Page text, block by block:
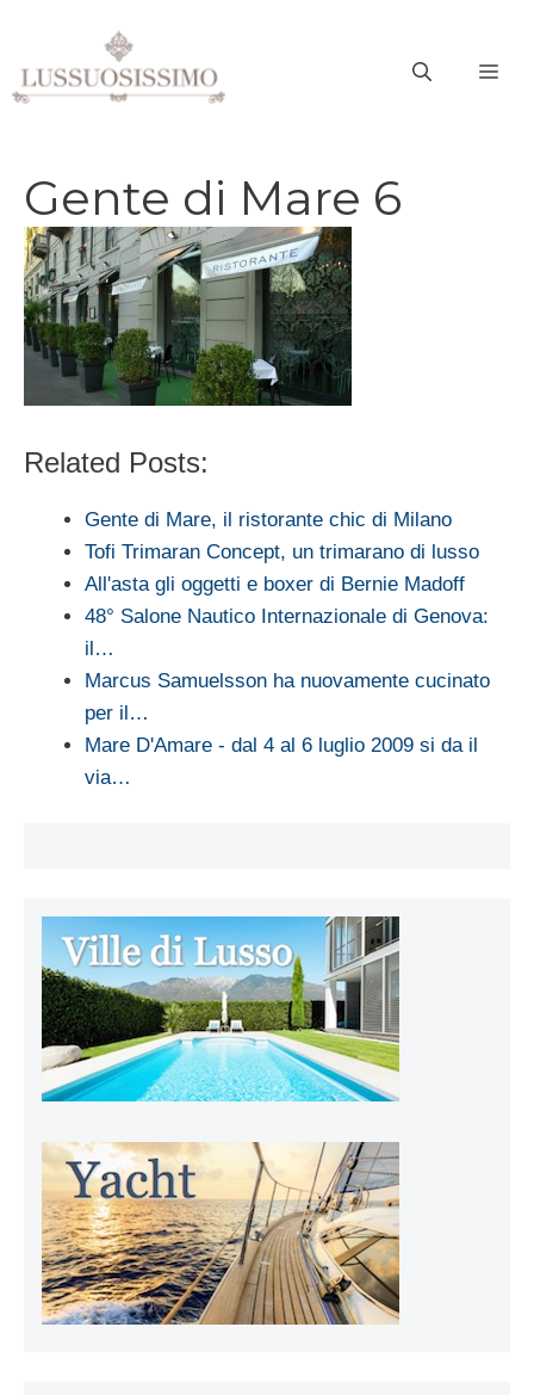
contenuto
Gente di Mare 6
Related Posts:
Gente di Mare, il ristorante chic di Milano
Tofi Trimaran Concept, un trimarano di lusso
All'asta gli oggetti e boxer di Bernie Madoff
48° Salone Nautico Internazionale di Genova:
il…
Marcus Samuelsson ha nuovamente cucinato
per il…
Mare D'Amare - dal 4 al 6 luglio 2009 si da il
via…